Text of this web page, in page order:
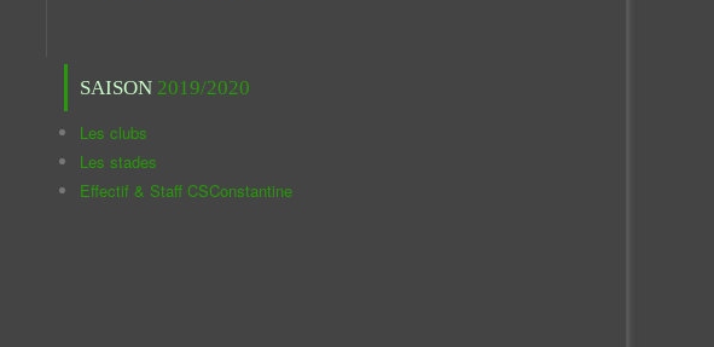
SAISON 2019/2020
Les clubs
Les stades
Effectif & Staff CSConstantine